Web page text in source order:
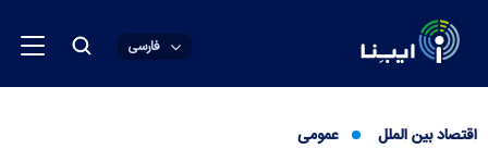
فارسی
اقتصاد بین الملل عمومی